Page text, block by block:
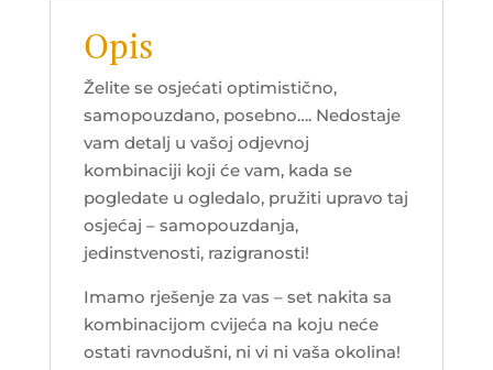
Opis
Želite se osjećati optimistično,
samopouzdano, posebno…. Nedostaje
vam detalj u vašoj odjevnoj
kombinaciji koji će vam, kada se
pogledate u ogledalo, pružiti upravo taj
osjećaj – samopouzdanja,
jedinstvenosti, razigranosti!
Imamo rješenje za vas – set nakita sa
kombinacijom cvijeća na koju neće
ostati ravnodušni, ni vi ni vaša okolina!